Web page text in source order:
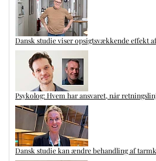
Dansk studie viser opsigtsvækkende effekt
Psykolog: Hvem har ansvaret, når
Dansk studie kan ændre behandling af